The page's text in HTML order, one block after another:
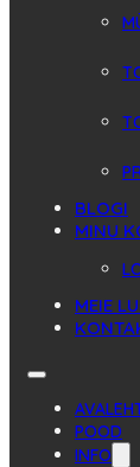
BLOGI
MINU
MEIE
POOD
INFO